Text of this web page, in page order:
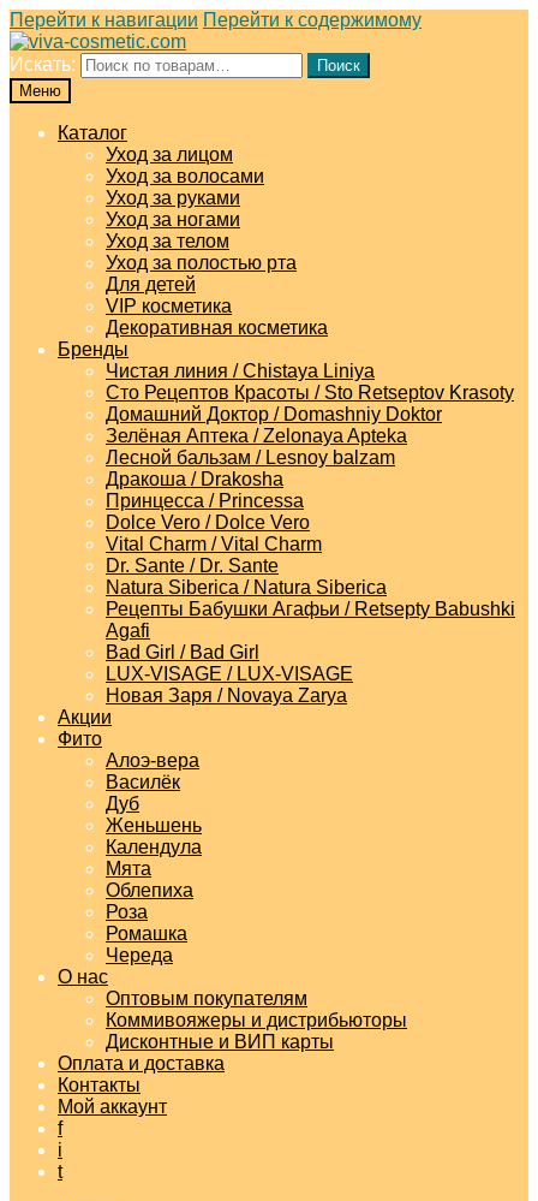
Перейти к навигации Перейти к содержимому
Искать:
Поиск
Меню
Каталог
Уход за лицом
Уход за волосами
Уход за руками
Уход за ногами
Уход за телом
Уход за полостью рта
Для детей
VIP косметика
Декоративная косметика
Бренды
Чистая линия / Chistaya Liniya
Сто Рецептов Красоты / Sto Retseptov Krasoty
Домашний Доктор / Domashniy Doktor
Зелёная Аптека / Zelonaya Apteka
Лесной бальзам / Lesnoy balzam
Дракоша / Drakosha
Принцесса / Princessa
Dolce Vero / Dolce Vero
Vital Charm / Vital Charm
Dr. Sante / Dr. Sante
Natura Siberica / Natura Siberica
Рецепты Бабушки Агафьи / Retsepty Babushki
Agafi
Bad Girl / Bad Girl
LUX-VISAGE / LUX-VISAGE
Новая Заря / Novaya Zarya
Акции
Фито
Алоэ-вера
Василёк
Дуб
Женьшень
Календула
Мята
Облепиха
Роза
Ромашка
Череда
О нас
Оптовым покупателям
Коммивояжеры и дистрибьюторы
Дисконтные и ВИП карты
Оплата и доставка
Контакты
Мой аккаунт
f
i
t